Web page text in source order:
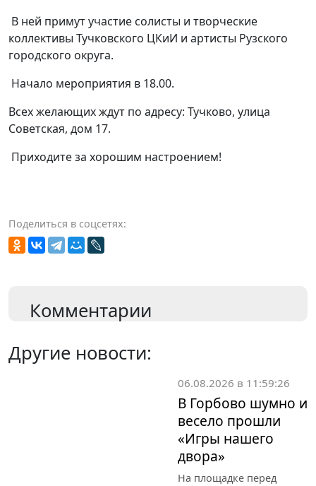
В ней примут участие солисты и творческие
коллективы Тучковского ЦКиИ и артисты Рузского
городского округа.
Начало мероприятия в 18.00.
Всех желающих ждут по адресу: Тучково, улица
Советская, дом 17.
Приходите за хорошим настроением!
Поделиться в соцсетях:
Комментарии
Другие новости:
06.08.2026 в 11:59:26
В Горбово шумно и
весело прошли
«Игры нашего
двора»
На площадке перед